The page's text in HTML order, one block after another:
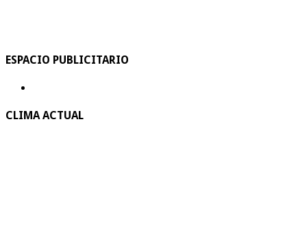
ESPACIO PUBLICITARIO
CLIMA ACTUAL